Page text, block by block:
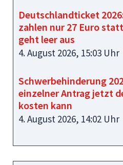
Deutschlandticket
zahlen nur 27 Euro
geht leer aus
4. August 2026, 15:03 Uhr
Schwerbehinderung
einzelner Antrag jetzt
kosten kann
4. August 2026, 14:02 Uhr